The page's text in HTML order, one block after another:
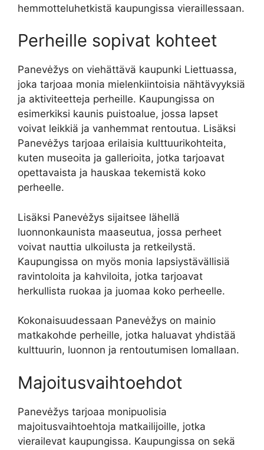
hemmotteluhetkistä kaupungissa vieraillessaan.
Perheille sopivat kohteet
Panevėžys on viehättävä kaupunki Liettuassa,
joka tarjoaa monia mielenkiintoisia nähtävyyksiä
ja aktiviteetteja perheille. Kaupungissa on
esimerkiksi kaunis puistoalue, jossa lapset
voivat leikkiä ja vanhemmat rentoutua. Lisäksi
Panevėžys tarjoaa erilaisia kulttuurikohteita,
kuten museoita ja gallerioita, jotka tarjoavat
opettavaista ja hauskaa tekemistä koko
perheelle.
Lisäksi Panevėžys sijaitsee lähellä
luonnonkaunista maaseutua, jossa perheet
voivat nauttia ulkoilusta ja retkeilystä.
Kaupungissa on myös monia lapsiystävällisiä
ravintoloita ja kahviloita, jotka tarjoavat
herkullista ruokaa ja juomaa koko perheelle.
Kokonaisuudessaan Panevėžys on mainio
matkakohde perheille, jotka haluavat yhdistää
kulttuurin, luonnon ja rentoutumisen lomallaan.
Majoitusvaihtoehdot
Panevėžys tarjoaa monipuolisia
majoitusvaihtoehtoja matkailijoille, jotka
vierailevat kaupungissa. Kaupungissa on sekä